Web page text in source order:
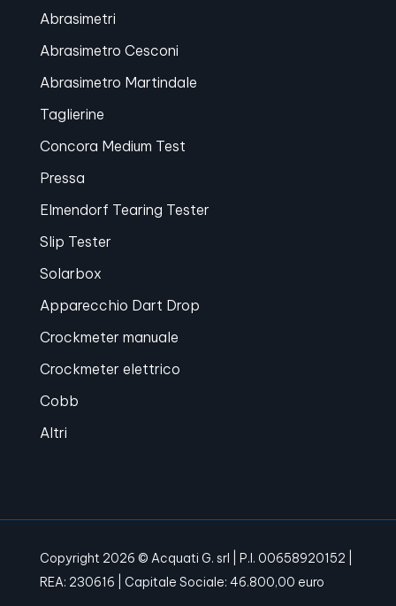
Abrasimetri
Abrasimetro Cesconi
Abrasimetro Martindale
Taglierine
Concora Medium Test
Pressa
Elmendorf Tearing Tester
Slip Tester
Solarbox
Apparecchio Dart Drop
Crockmeter manuale
Crockmeter elettrico
Cobb
Altri
Copyright 2026 © Acquati G. srl | P.I. 00658920152 |
REA: 230616 | Capitale Sociale: 46.800,00 euro